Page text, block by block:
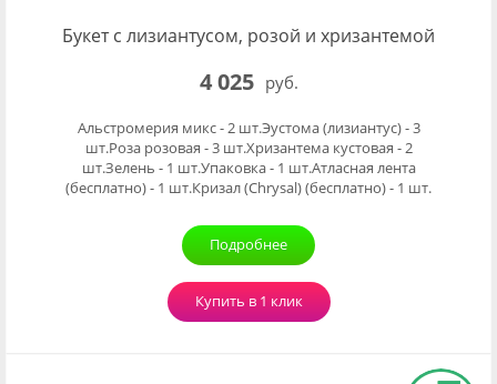
Букет с лизиантусом, розой и хризантемой
4 025 руб.
Альстромерия микс - 2 шт.Эустома (лизиантус) - 3
шт.Роза розовая - 3 шт.Хризантема кустовая - 2
шт.Зелень - 1 шт.Упаковка - 1 шт.Атласная лента
(бесплатно) - 1 шт.Кризал (Chrysal) (бесплатно) - 1 шт.
Подробнее
Купить в 1 клик